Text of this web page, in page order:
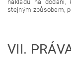
nákladů na
stejným způsobem,
VII.